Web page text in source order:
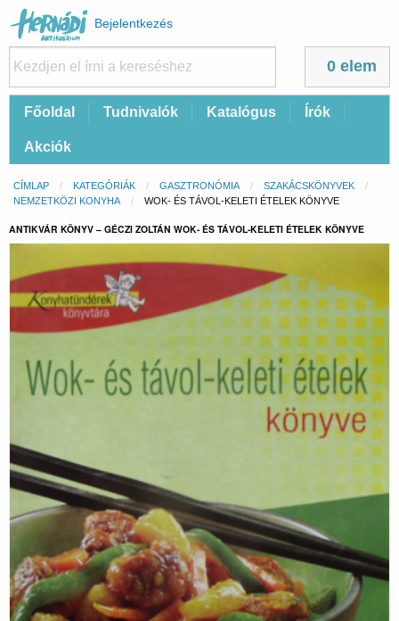
Felhasználói
fiók
menüje
Bejelentkezés
0 elem
FőFőoldal Tudnivalók Katalógus Írók
Akciók
Morzsa
CÍMLAP KATEGÓRIÁK GASZTRONÓMIA
SZAKÁCSKÖNYVEK
NEMZETKÖZI KONYHA
CURRENT:
WOK- ÉS TÁVOL-KELETI ÉTELEK KÖNYVE
ANTIKVÁR KÖNYV – GÉCZI ZOLTÁN WOK- ÉS TÁVOL-KELETI ÉTELEK KÖNYVE